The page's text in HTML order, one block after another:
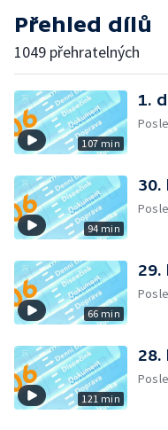
Přehled dílů
1049 přehratelných
107 min
1.
94 min
30.
66 min
29.
121 min
28.